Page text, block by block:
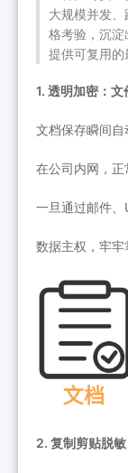
大规模并发
格考验，沉
提供可复用的
1. 透明加密：
文档保存瞬间自
在公司内网，正
一旦通过邮件、
数据主权，牢牢
2. 复制剪贴脱